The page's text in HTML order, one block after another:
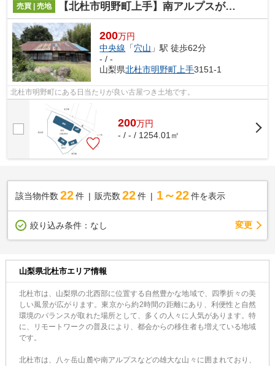
売買 | 売地 【北杜市明野町上手】南アルプスが望める古家付き土地
200万円
中央線 「穴山 」駅 徒歩62分
- / -
山梨県北杜市明野町上手3151-1
北杜市明野町にある日当たりが良い古屋つき土地です。
200万円
- / - / 1254.01㎡
該当物件数 22件 販売数 22 件 1～22 件を表示
絞り込み条件： なし 変更
山梨県北杜市エリア情報
北杜市は、山梨県の北西部に位置する自然豊かな地域で、四季折々の美
しい風景が広がります。東京から約2時間の距離にあり、利便性と自然
環境のバランスが取れた場所として、多くの人々に人気があります。特
に、リモートワークの普及により、都会からの移住者も増えている地域
です。
北杜市は、八ヶ岳山麓や南アルプスなどの雄大な山々に囲まれており、